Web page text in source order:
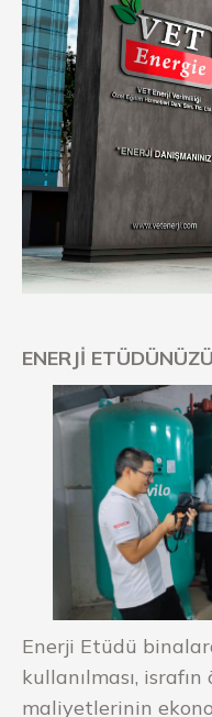
ENERJİ
Enerji Etüdü
kullanılması,
maliyetlerinin